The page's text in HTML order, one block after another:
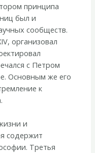
принципа
был и
сообществ.
организовал
с Петром
Основным же его
к
и
содержит
Третья